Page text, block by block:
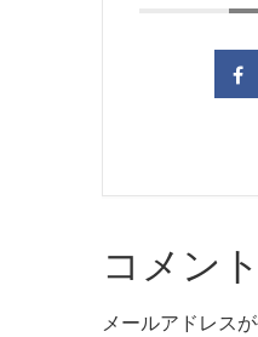
コメン
メールアドレス